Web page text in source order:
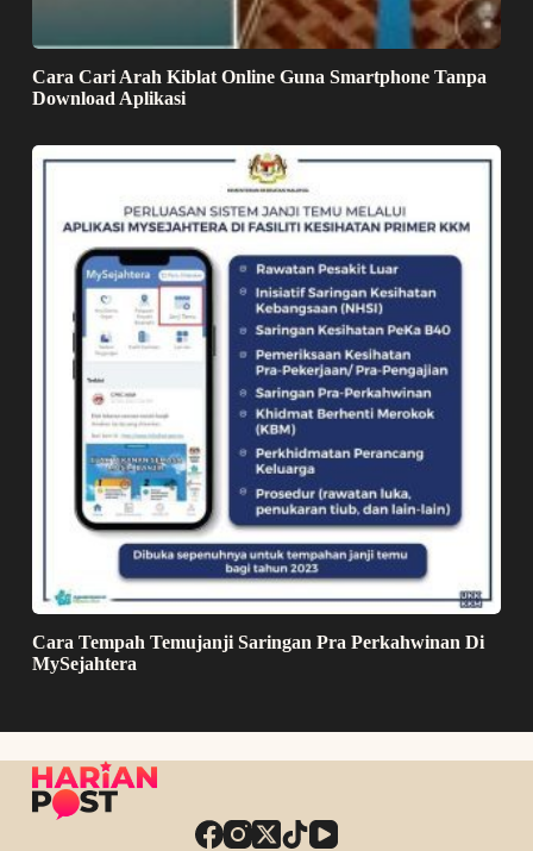
Cara Cari Arah Kiblat Online Guna Smartphone Tanpa
Download Aplikasi
Cara Tempah Temujanji Saringan Pra Perkahwinan Di
MySejahtera